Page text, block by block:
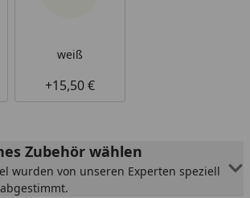
weiß
+15,50 €
Zubehör wählen
wurden von unseren Experten speziell